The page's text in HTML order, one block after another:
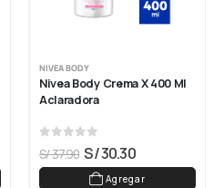
NIVEA BODY
Nivea Body Crema X 400 Ml
Aclaradora
out of 5
S/37.90 S/30.30
Agregar